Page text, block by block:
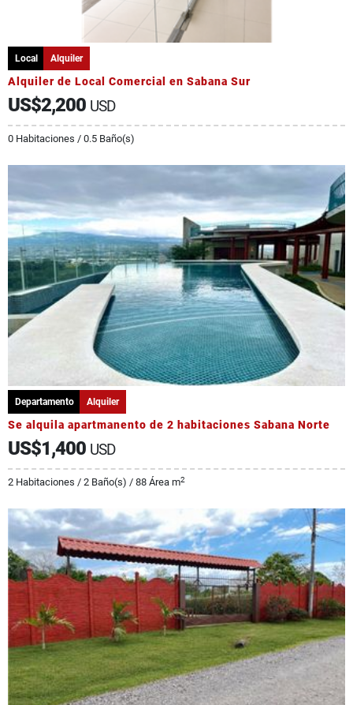
Local Alquiler
Alquiler de Local Comercial en Sabana Sur
US$2,200 USD
0 Habitaciones / 0.5 Baño(s)
Departamento Alquiler
Se alquila apartmanento de 2 habitaciones Sabana Norte
US$1,400 USD
2 Habitaciones / 2 Baño(s) / 88 Área m2